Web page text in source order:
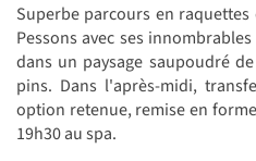
Superbe parcours en
Pessons avec ses
dans un paysage saupoudré
pins. Dans l'après-midi,
option retenue, remise en
19h30 au spa.